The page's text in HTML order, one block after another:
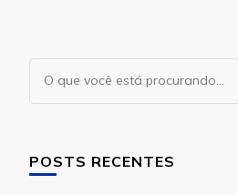
Procurando
algo?
POSTS RECENTES